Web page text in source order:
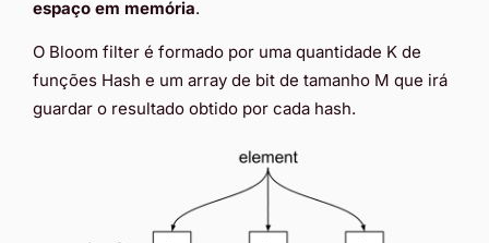
espaço em memória.
O Bloom filter é formado por uma quantidade K de
funções Hash e um array de bit de tamanho M que irá
guardar o resultado obtido por cada hash.